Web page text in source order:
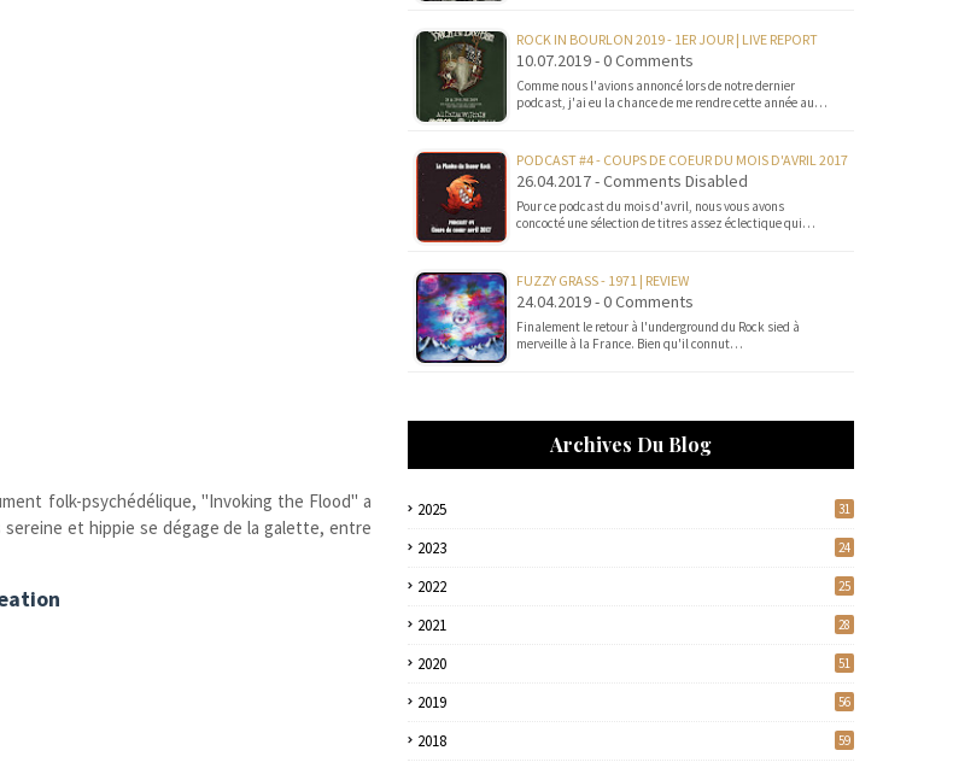
folk-psychédélique, "Invoking the Flood" a
et hippie se dégage de la galette, entre
ROCK IN BOURLON 2019 - 1ER JOUR | LIVE REPORT
10.07.2019 - 0 Comments
Comme nous l'avions annoncé lors de notre dernier
podcast, j'ai eu la chance de me rendre cette année au…
PODCAST #4 - COUPS DE COEUR DU MOIS D'AVRIL 2017
26.04.2017 - Comments Disabled
Pour ce podcast du mois d'avril, nous vous avons
concocté une sélection de titres assez éclectique qui…
FUZZY GRASS - 1971 | REVIEW
24.04.2019 - 0 Comments
Finalement le retour à l'underground du Rock sied à
merveille à la France. Bien qu'il connut…
Archives Du Blog
2025 31
2023 24
2022 25
2021 28
2020 51
2019 56
2018 59